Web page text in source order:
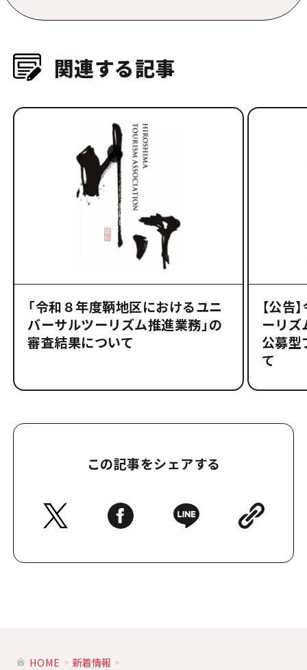
関連する記事
「令和８年度鞆地区におけるユニ
バーサルツーリズム推進業務」の
審査結果について
【公告
ーリ
公募型
て
この記事をシェアする
HOME
新着情報